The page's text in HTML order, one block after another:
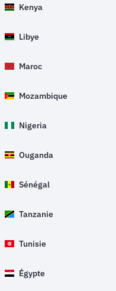
Kenya
Libye
Maroc
Mozambique
Nigeria
Ouganda
Sénégal
Tanzanie
Tunisie
Égypte